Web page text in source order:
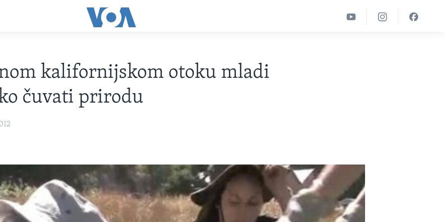
kalifornijskom otoku mladi
čuvati prirodu